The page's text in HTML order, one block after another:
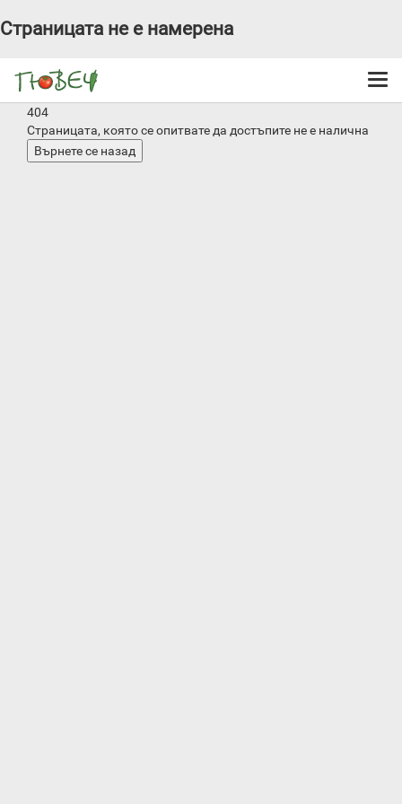
Страницата не е намерена
404
Страницата, която се опитвате да достъпите не е налична
Върнете се назад